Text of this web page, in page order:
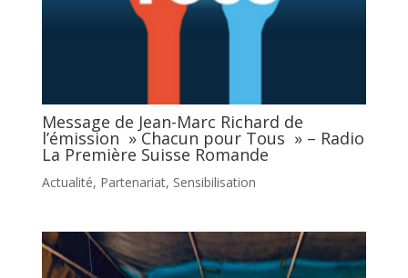
Message de Jean-Marc Richard de
l’émission » Chacun pour Tous » – Radio
La Première Suisse Romande
Actualité, Partenariat, Sensibilisation